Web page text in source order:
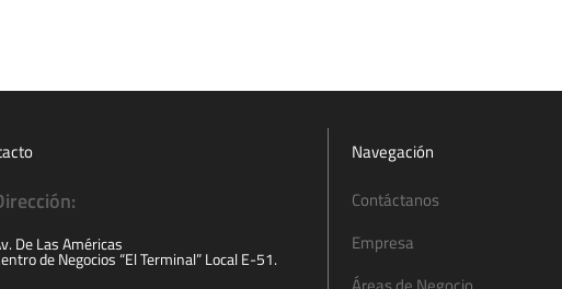
De Las Américas
de Negocios “El Terminal” Local E-51.
Navegación
Contáctanos
Empresa